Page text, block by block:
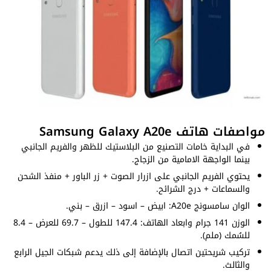
مواصفات هاتف Samsung Galaxy A20e
في البداية خامات التصنيع من البلاستيك للظهر والفريم الجانبي
بينما الواجهة الامامية من الزجاج.
يحتوي الفريم الجانبي على ازرار الصوت + زر الباور + منفذ الشحن
والسماعات + درج الشرائح.
الوان سامسونج A20e: ابيض – اسود – ازرق – بني.
الوزن 141 جرام وابعاد الهاتف: 147.4 للطول – 69.7 للعرض – 8.4
للسُمك (ملم).
تركيب شريحتين اتصال بالإضافة إلى ذلك يدعم شبكات الجيل الرابع
والثالث.